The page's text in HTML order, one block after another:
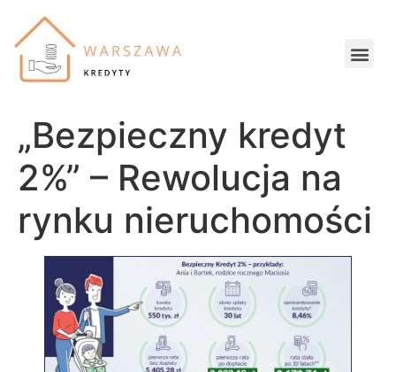
„Bezpieczny kredyt
2%” – Rewolucja na
rynku nieruchomości